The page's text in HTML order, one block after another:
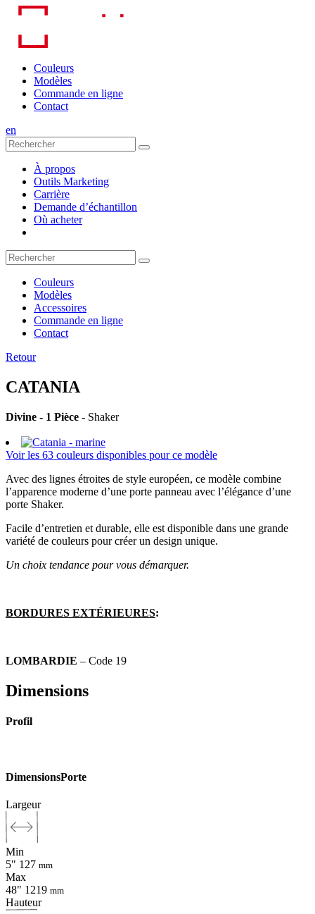
Skip
content
Couleurs
Modèles
Commande en ligne
Contact
en
À propos
Outils Marketing
Carrière
Demande d’échantillon
Où acheter
Couleurs
Modèles
Accessoires
Commande en ligne
Contact
Retour
CATANIA
Divine - 1 Pièce - Shaker
Voir les 63 couleurs disponibles pour ce modèle
Avec des lignes étroites de style européen, ce modèle combine
l’apparence moderne d’une porte panneau avec l’élégance d’une
porte Shaker.
Facile d’entretien et durable, elle est disponible dans une grande
variété de couleurs pour créer un design unique.
Un choix tendance pour vous démarquer.
BORDURES EXTÉRIEURES:
LOMBARDIE – Code 19
Dimensions
Profil
DimensionsPorte
Largeur
Min
5" 127 mm
Max
48" 1219 mm
Hauteur